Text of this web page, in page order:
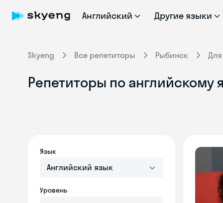
Английский Другие языки
Skyeng Все репетиторы Рыбинск
Репетиторы по английскому
Язык
Английский язык
Уровень